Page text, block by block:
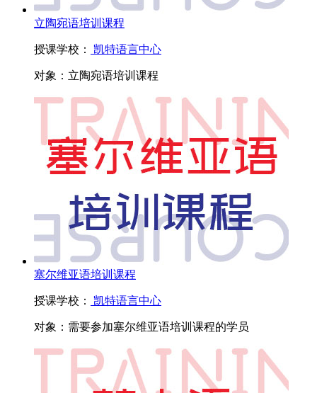
立陶宛语培训课程
授课学校： 凯特语言中心
对象： 立陶宛语培训课程
塞尔维亚语培训课程
授课学校： 凯特语言中心
对象： 需要参加塞尔维亚语培训课程的学员